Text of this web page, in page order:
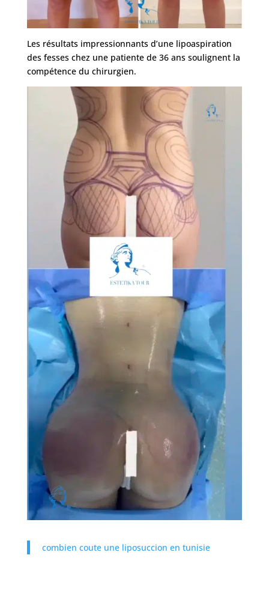
Les résultats impressionnants d’une lipoaspiration
des fesses chez une patiente de 36 ans soulignent la
compétence du chirurgien.
combien coute une liposuccion en tunisie